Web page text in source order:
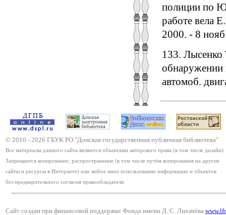
полиции по
работе вела
2000. - 8
133.
обнаружении
автомоб.
© 2010 - 2026 ГБУК РО "Донская государственная публичная библиотека"
Все материалы данного сайта являются объектами авторского права (в том числе дизайн).
Запрещается копирование, распространение (в том числе путём копирования на другие
сайты и ресурсы в Интернете) или любое иное использование информации и объектов
без предварительного согласия правообладателя.
Сайт создан при финансовой поддержке Фонда имени Д. С. Лихачёва